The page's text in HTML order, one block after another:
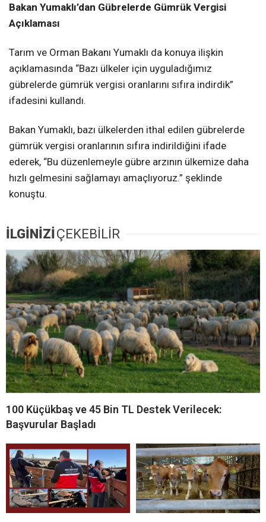
Bakan Yumaklı’dan Gübrelerde Gümrük Vergisi
Açıklaması
Tarım ve Orman Bakanı Yumaklı da konuya ilişkin
açıklamasında “Bazı ülkeler için uyguladığımız
gübrelerde gümrük vergisi oranlarını sıfıra indirdik”
ifadesini kullandı.
Bakan Yumaklı, bazı ülkelerden ithal edilen gübrelerde
gümrük vergisi oranlarının sıfıra indirildiğini ifade
ederek, “Bu düzenlemeyle gübre arzının ülkemize daha
hızlı gelmesini sağlamayı amaçlıyoruz.” şeklinde
konuştu.
İLGİNİZİÇEKEBİLİR
100 Küçükbaş ve 45 Bin TL Destek Verilecek:
Başvurular Başladı